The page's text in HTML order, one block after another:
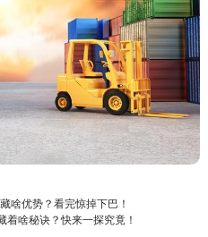
啥优势？看完惊掉下巴！
着啥秘诀？快来一探究竟！